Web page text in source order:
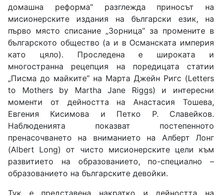
домашна реформа” разглежда приносът на
мисионерските издания на български език, на
първо място списание „Зорница” за промените в
българското общество (а и в Османската империя
като цяло). Проследена е широката и
многостранна рецепция на поредицата статии
„Писма до майките” на Марта Джейн Ригс (Letters
to Mothers by Martha Jane Riggs) и интересни
моменти от дейността на Анастасия Тошева,
Евгения Кисимова и Петко Р. Славейков.
Наблюденията показват постепенното
пренасочването на вниманието на Алберт Лонг
(Albert Long) от чисто мисионерските цели към
развитието на образованието, по-специално –
образованието на българските девойки.
Тук е представена накратко и дейността на